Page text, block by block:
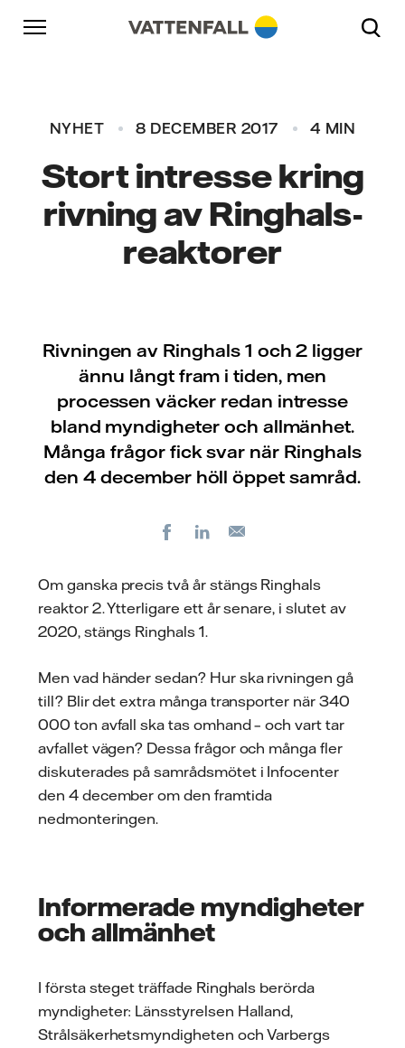
Skip to content
Gå till huvudnavigeringen
Gå till sidfoten
NYHET 8 DECEMBER 2017 4 MIN
Stort intresse kring
rivning av Ringhals-
reaktorer
Rivningen av Ringhals 1 och 2 ligger
ännu långt fram i tiden, men
processen väcker redan intresse
bland myndigheter och allmänhet.
Många frågor fick svar när Ringhals
den 4 december höll öppet samråd.
FacebookLinkedIn
Om ganska precis två år stängs Ringhals
reaktor 2. Ytterligare ett år senare, i slutet av
2020, stängs Ringhals 1.
Men vad händer sedan? Hur ska rivningen gå
till? Blir det extra många transporter när 340
000 ton avfall ska tas omhand – och vart tar
avfallet vägen? Dessa frågor och många fler
diskuterades på samrådsmötet i Infocenter
den 4 december om den framtida
nedmonteringen.
Informerade myndigheter
och allmänhet
I första steget träffade Ringhals berörda
myndigheter: Länsstyrelsen Halland,
Strålsäkerhetsmyndigheten och Varbergs
Gå till huvudnavigeringen